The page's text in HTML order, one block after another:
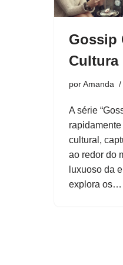
Gossip
Cultura
porAmanda
A série
cultural,
ao redor do
luxuoso da
explora os…